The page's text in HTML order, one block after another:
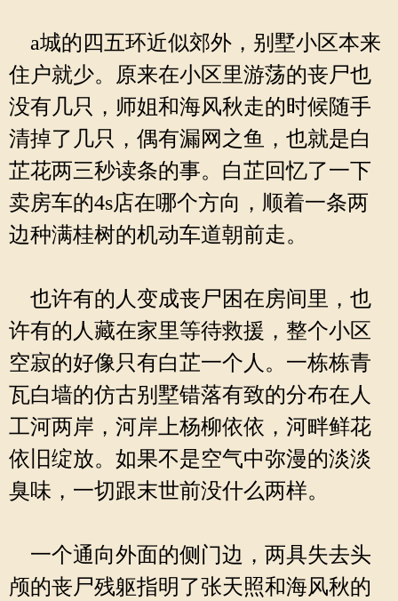
a城的四五环近似郊外，别墅小区本来
住户就少。原来在小区里游荡的丧尸也
没有几只，师姐和海风秋走的时候随手
清掉了几只，偶有漏网之鱼，也就是白
芷花两三秒读条的事。白芷回忆了一下
卖房车的4s店在哪个方向，顺着一条两
边种满桂树的机动车道朝前走。
也许有的人变成丧尸困在房间里，也
许有的人藏在家里等待救援，整个小区
空寂的好像只有白芷一个人。一栋栋青
瓦白墙的仿古别墅错落有致的分布在人
工河两岸，河岸上杨柳依依，河畔鲜花
依旧绽放。如果不是空气中弥漫的淡淡
臭味，一切跟末世前没什么两样。
一个通向外面的侧门边，两具失去头
颅的丧尸残躯指明了张天照和海风秋的